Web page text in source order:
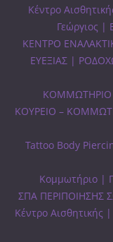
Κέντρο
Γεώργιος |
ΚΕΝΤΡΟ
ΕΥΕΞΙΑΣ |
ΚΟΜΜΩΤΗΡΙΟ
ΚΟΥΡΕΙΟ –
Tattoo Body
Κομμωτήριο |
ΣΠΑ ΠΕΡΙΠΟΙΗΣΗΣ
Κέντρο